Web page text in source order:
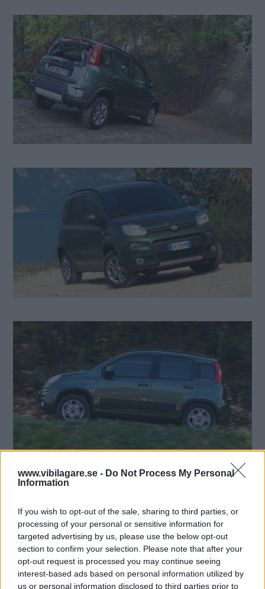
www.vibilagare.se - Do Not Process My Personal
Information
If you wish to opt-out of the sale, sharing to third parties, or
processing of your personal or sensitive information for
targeted advertising by us, please use the below opt-out
section to confirm your selection. Please note that after your
opt-out request is processed you may continue seeing
interest-based ads based on personal information utilized by
us or personal information disclosed to third parties prior to